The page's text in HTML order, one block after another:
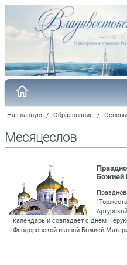
На главную / Образование /
Месяцеслов
Божией
календарь и совпадает с днем
Феодоровской иконой Божией